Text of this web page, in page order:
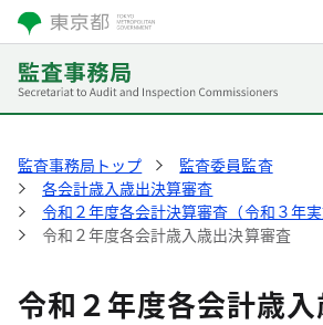
監査事務局トップ
監査委員監査
各会計歳入歳出決算審査
令和２年度各会計決算審査（令和３年実
令和２年度各会計歳入歳出決算審査
令和２年度各会計歳